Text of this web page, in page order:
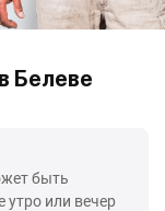
Белеве
быть
или вечер